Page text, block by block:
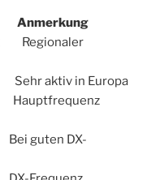
Regionaler
aktiv in Europa
DX-